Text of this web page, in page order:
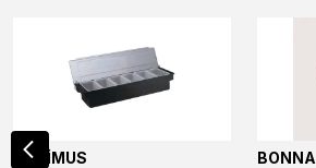
OPTİMUS BONNA